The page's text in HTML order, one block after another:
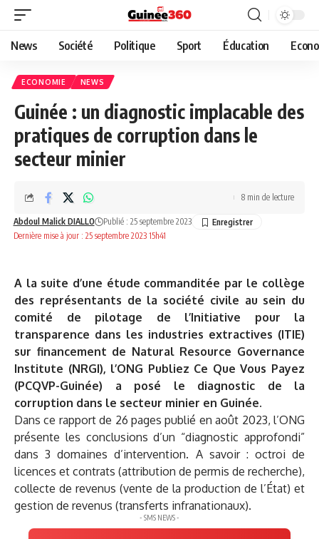
News Société Politique Sport Éducation
ECONOMIE NEWS
Guinée : un diagnostic implacable des
pratiques de corruption dans le
secteur minier
Dernière mise à jour : 25 septembre 2023 15h41
Abdoul Malick DIALLO Publié : 25 septembre 2023
8 min de lecture
A la suite d’une étude commanditée par le collège
des représentants de la société civile au sein du
comité de pilotage de l’Initiative pour la
transparence dans les industries extractives (ITIE)
sur financement de Natural Resource Governance
Institute (NRGI), l’ONG Publiez Ce Que Vous Payez
(PCQVP-Guinée) a posé le diagnostic de la
corruption dans le secteur minier en Guinée.
Dans ce rapport de 26 pages publié en août 2023, l’ONG
présente les conclusions d’un “diagnostic approfondi”
dans 3 domaines d’intervention. A savoir : octroi de
licences et contrats (attribution de permis de recherche),
collecte de revenus (vente de la production de l’État) et
gestion de revenus (transferts infranationaux).
- SMS NEWS -